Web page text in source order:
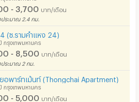
- 3,700 บาท/เดือน
ประมาณ 2.4 กม.
(ซ.รามคำแหง 24)
กรุงเทพมหานคร
- 8,500 บาท/เดือน
ประมาณ 2 กม.
อพาร์ทเม้นท์ (Thongchai Apartment)
กรุงเทพมหานคร
- 5,000 บาท/เดือน